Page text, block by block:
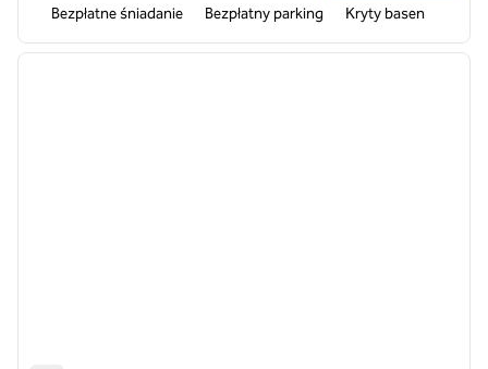
Bezpłatne śniadanie Bezpłatny parking Kryty basen
1 z 13